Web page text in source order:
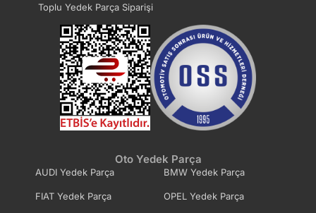
Toplu Yedek Parça Siparişi
Oto Yedek Parça
AUDI Yedek Parça BMW Yedek Parça
FIAT Yedek Parça OPEL Yedek Parça